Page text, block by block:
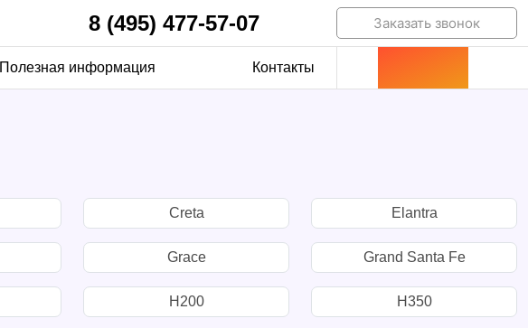
8 (495) 477-57-07 Заказать звонок
Полезная информация Контакты
Creta Elantra
Grace Grand Santa Fe
H200 H350